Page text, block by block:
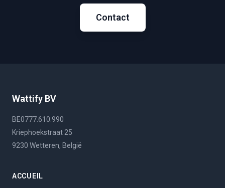
Contact
Wattify BV
BE0777.610.990
Kriephoekstraat 25
9230 Wetteren, België
ACCUEIL